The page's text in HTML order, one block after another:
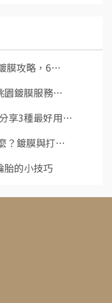
膜攻略，6⋯
園鍍膜服務⋯
享3種最好用⋯
？鍍膜與打⋯
胎的小技巧